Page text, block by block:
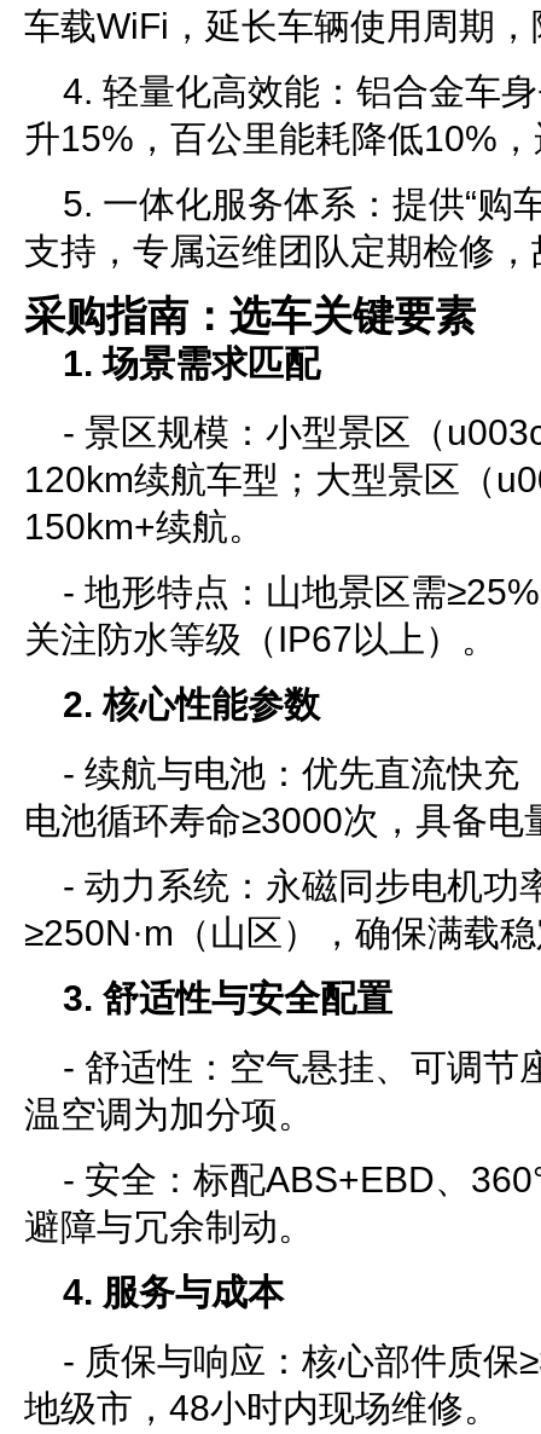
车载WiFi，延长车辆使用周期
4. 轻量化高效能：铝合金车
升15%，百公里能耗降低10%
5. 一体化服务体系：提供“购
支持，专属运维团队定期检修
采购指南：选车关键要素
1. 场景需求匹配
- 景区规模：小型景区（
120km续航车型；大型景区（
150km+续航。
- 地形特点：山地景区需
关注防水等级（IP67以上）。
2. 核心性能参数
- 续航与电池：优先直流快充
电池循环寿命≥3000次，具备电
- 动力系统：永磁同步电机功
≥250N·m（山区），确保满载
3. 舒适性与安全配置
- 舒适性：空气悬挂、可调节
温空调为加分项。
- 安全：标配ABS+EBD、
避障与冗余制动。
4. 服务与成本
- 质保与响应：核心部件质保
地级市，48小时内现场维修。